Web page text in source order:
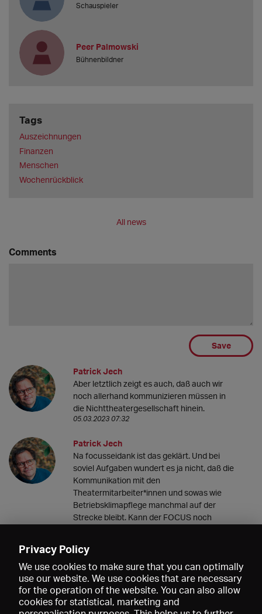
Schauspieler
Peer Palmowski
Bühnenbildner
Tags
Auszeichnungen
Finanzen
Menschen
Wochenrückblick
All news
Comments
Save
Patrick Jech
Aber letztlich zeigt es auch, daß auch wir
noch allerhand kommunizieren müssen in
die Nichttheatergesellschaft hinein.
05.03.2023 07:32
Patrick Jech
Na focusseidank ist das geklärt. Und bei
soviel Aufgaben wundert es ja nicht, daß die
Kommunikation mit den
Theatermitarbeiter*innen und sowas wie
Betriebsklimapflege manchmal auf der
Strecke bleibt. Kann der FOCUS noch
04.03.2023 20:18
Privacy Policy
We use cookies to make sure that you can optimally
use our website. We use cookies that are necessary
for the operation of the website. You can also allow
cookies for statistical, marketing and